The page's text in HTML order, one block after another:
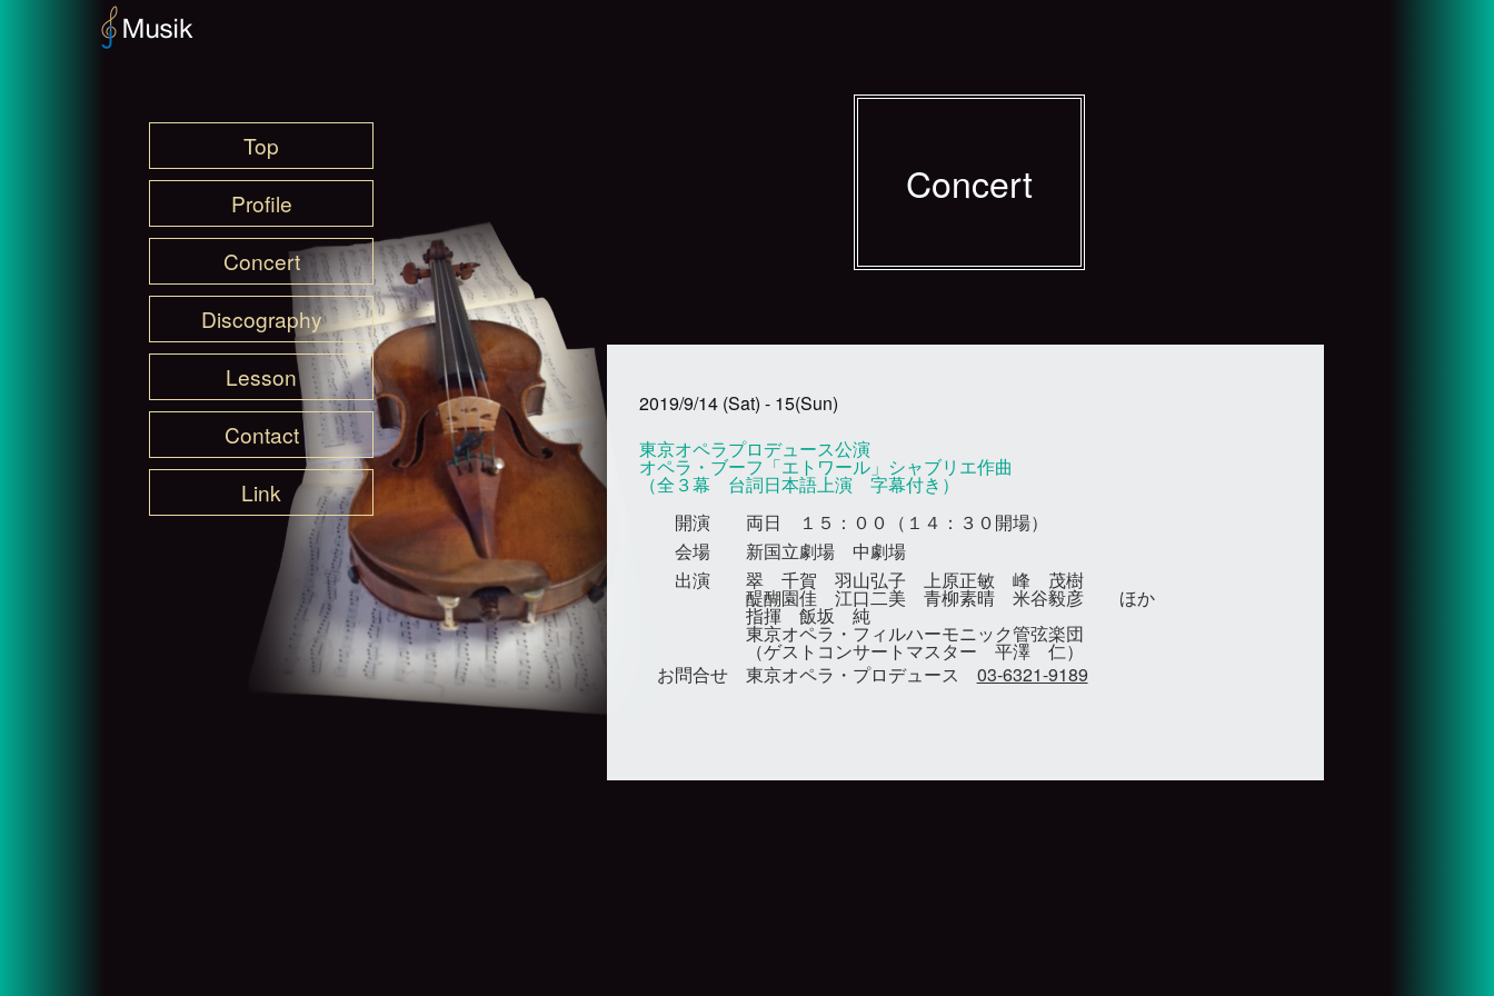
Concert
Top
Profile
Concert
Discography
Lesson
Contact
Link
2019/9/14 (Sat) - 15(Sun)
東京オペラプロデュース公演
オペラ・ブーフ「エトワール」シャブリエ作曲
（全３幕 台詞日本語上演 字幕付き）
開演
両日 １５：００（１４：３０開場）
会場
新国立劇場 中劇場
出演
翠 千賀 羽山弘子 上原正敏 峰 茂樹
醍醐園佳 江口二美 青柳素晴 米谷毅彦 ほか
指揮 飯坂 純
東京オペラ・フィルハーモニック管弦楽団
（ゲストコンサートマスター 平澤 仁） 
お問合せ
東京オペラ・プロデュース 03-6321-9189